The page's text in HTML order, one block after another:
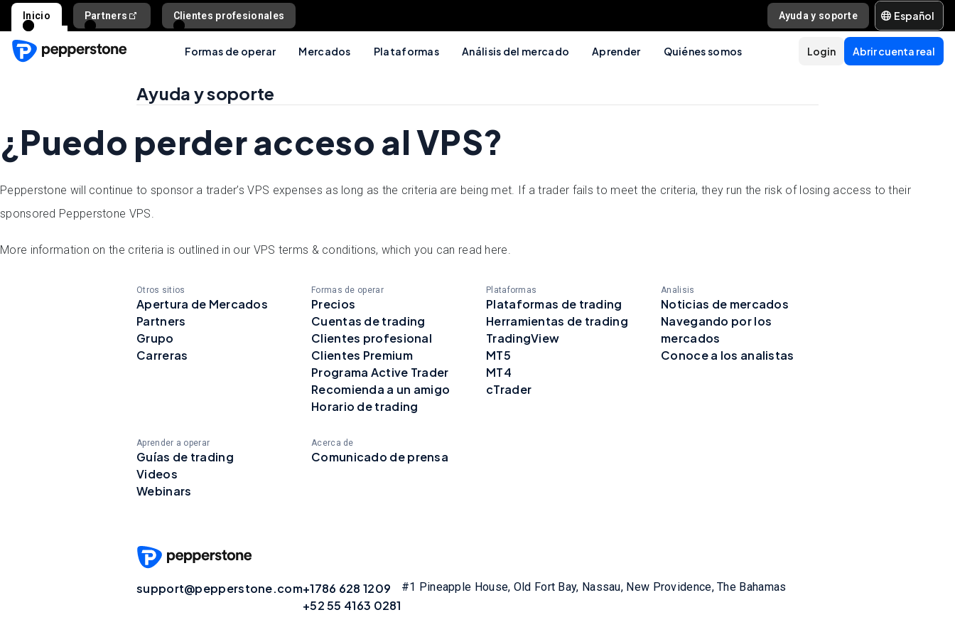
Inicio Partners Clientes profesionales Ayuda y soporte Español
Formas de operar Mercados Plataformas Análisis del mercado Aprender Quiénes somos Abrir cuenta real
Login
Ayuda y soporte
¿Puedo perder acceso al VPS?
Pepperstone will continue to sponsor a trader’s VPS expenses as long as the criteria are being met. If a trader fails to meet the criteria, they run the risk of losing access to their
sponsored Pepperstone VPS.
More information on the criteria is outlined in our VPS terms & conditions, which you can read here.
Otros sitios
Apertura de Mercados
Partners
Grupo
Carreras
Formas de operar
Precios
Cuentas de trading
Clientes profesional
Clientes Premium
Programa Active Trader
Recomienda a un amigo
Horario de trading
Plataformas
Plataformas de trading
Herramientas de trading
TradingView
MT5
MT4
cTrader
Analisis
Noticias de mercados
Navegando por los
mercados
Conoce a los analistas
Aprender a operar
Guías de trading
Videos
Webinars
Acerca de
Comunicado de prensa
support@pepperstone.com+1786 628 1209
+52 55 4163 0281
#1 Pineapple House, Old Fort Bay, Nassau, New Providence, The Bahamas